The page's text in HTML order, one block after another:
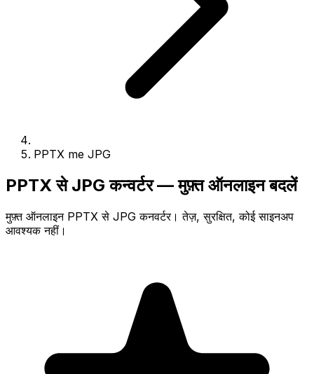
PPTX me JPG
PPTX से JPG कन्वर्टर — मुफ़्त ऑनलाइन बदलें
मुफ़्त ऑनलाइन PPTX से JPG कनवर्टर। तेज़, सुरक्षित, कोई साइनअप
आवश्यक नहीं।